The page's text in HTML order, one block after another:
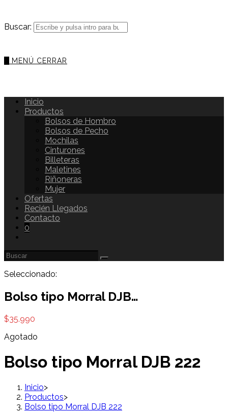
Buscar:
MENÚ CERRAR
Inicio
Productos
Bolsos de Hombro
Bolsos de Pecho
Mochilas
Cinturones
Billeteras
Maletines
Riñoneras
Mujer
Ofertas
Recién Llegados
Contacto
0
Seleccionado:
Bolso tipo Morral DJB…
$35.990
Agotado
Bolso tipo Morral DJB 222
Inicio>
Productos>
Bolso tipo Morral DJB 222